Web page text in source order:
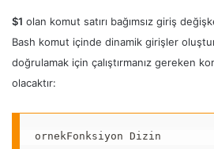
$1 olan komut satırı bağımsız giriş
Bash komut içinde dinamik girişler
doğrulamak için çalıştırmanız gereken
olacaktır:
ornekFonksiyon Dizin